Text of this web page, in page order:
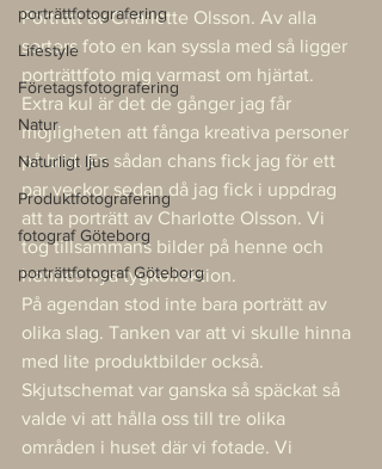
porträttfotografering
Lifestyle
Företagsfotografering
Natur
Naturligt ljus
Produktfotografering
fotograf Göteborg
porträttfotograf Göteborg
Porträtt av Charlotte Olsson. Av alla
sorters foto en kan syssla med så ligger
porträttfoto mig varmast om hjärtat.
Extra kul är det de gånger jag får
möjligheten att fånga kreativa personer
på bild. En sådan chans fick jag för ett
par veckor sedan då jag fick i uppdrag
att ta porträtt av Charlotte Olsson. Vi
tog tillsammans bilder på henne och
hennes nya tygkollektion.
På agendan stod inte bara porträtt av
olika slag. Tanken var att vi skulle hinna
med lite produktbilder också.
Skjutschemat var ganska så späckat så
valde vi att hålla oss till tre olika
områden i huset där vi fotade. Vi